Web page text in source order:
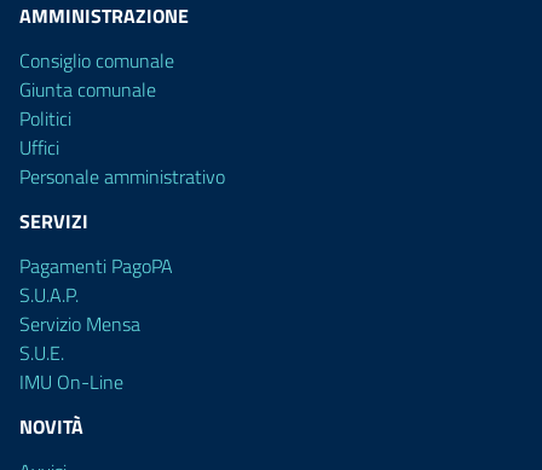
AMMINISTRAZIONE
Consiglio comunale
Giunta comunale
Politici
Uffici
Personale amministrativo
SERVIZI
Pagamenti PagoPA
S.U.A.P.
Servizio Mensa
S.U.E.
IMU On-Line
NOVITÀ